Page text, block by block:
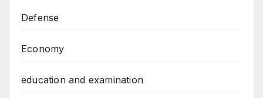
Defense
Economy
education and examination